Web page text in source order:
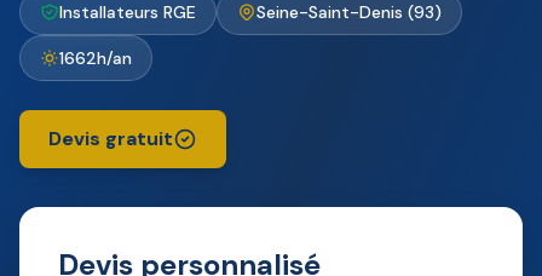
Installateurs RGE Seine-Saint-Denis (93)
1662h/an
Devis gratuit
Devis personnalisé